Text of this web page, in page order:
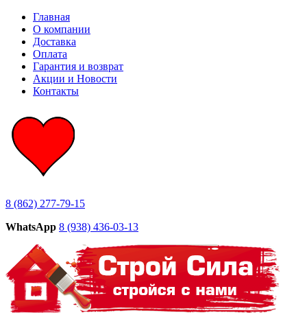
Главная
О компании
Доставка
Оплата
Гарантия и возврат
Акции и Новости
Контакты
8 (862) 277-79-15
WhatsApp 8 (938) 436-03-13